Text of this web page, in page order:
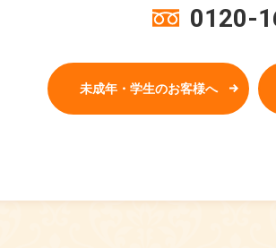
0120-
未成年・学生のお客様へ